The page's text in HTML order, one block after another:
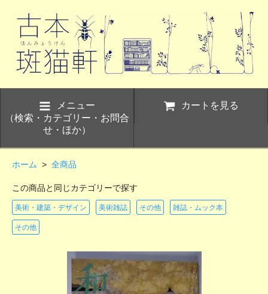
メニュー
（検索・カテゴリー・お問合
せ・ほか）
カートを見る
ホーム > 全商品
この商品と同じカテゴリーで探す
美術・建築・デザイン 美術雑誌 その他 雑誌・ムック本
その他